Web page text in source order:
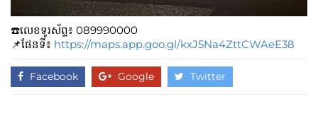
☎️លេខទូរស័ព្ទ៖​​ 089990000
📌ផែនទី៖ https://maps.app.goo.gl/kxJ5Na4ZttCWAeE38
Facebook Google Twitter